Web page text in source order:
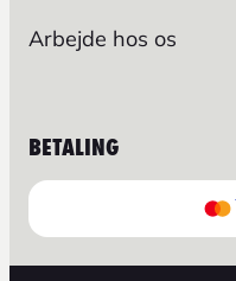
Arbejde hos os
BETALING